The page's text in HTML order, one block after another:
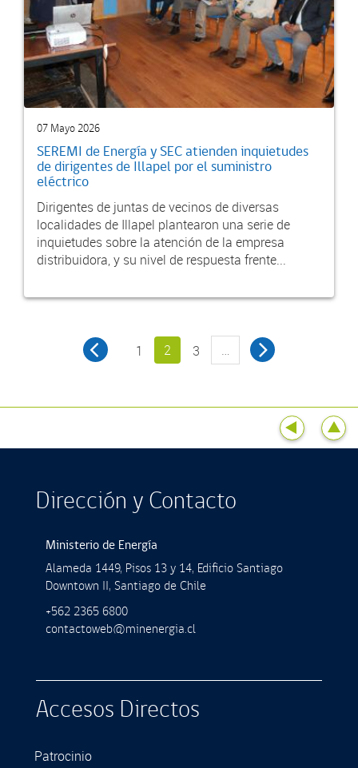
07 Mayo 2026
SEREMI de Energía y SEC atienden inquietudes
de dirigentes de Illapel por el suministro
eléctrico
Dirigentes de juntas de vecinos de diversas
localidades de Illapel plantearon una serie de
inquietudes sobre la atención de la empresa
distribuidora, y su nivel de respuesta frente...
1 2 3 …
Dirección y Contacto
Ministerio de Energía
Alameda 1449, Pisos 13 y 14, Ediﬁcio Santiago
Downtown II, Santiago de Chile
+562 2365 6800
contactoweb@minenergia.cl
Accesos Directos
Patrocinio